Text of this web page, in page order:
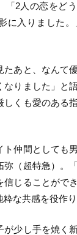
「2人の恋をど
に入りました
たあと、なんて
なりました」と
しくも愛のある
ト仲間としても
弥（超特急）。
信じることがで
な共感を役作
が少し手を焼く